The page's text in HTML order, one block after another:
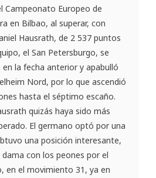
Campeonato Europeo de
en Bilbao, al superar, con
Hausrath, de 2 537 puntos
el San Petersburgo, se
la fecha anterior y apabulló
Nord, por lo que ascendió
hasta el séptimo escaño.
quizás haya sido más
El germano optó por una
una posición interesante,
con los peones por el
en el movimiento 31, ya en